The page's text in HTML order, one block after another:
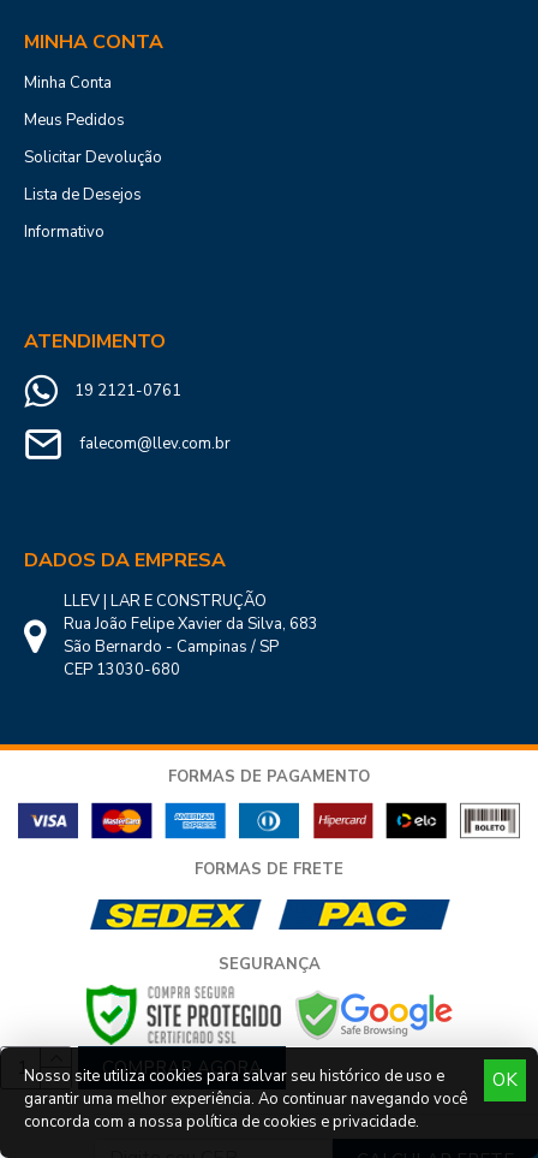
COMPRAR AGORA
MINHA CONTA
Minha Conta
Meus Pedidos
Solicitar Devolução
Lista de Desejos
Informativo
ATENDIMENTO
19 2121-0761
falecom@llev.com.br
DADOS DA EMPRESA
LLEV | LAR E CONSTRUÇÃO
Rua João Felipe Xavier da Silva, 683
São Bernardo - Campinas / SP
CEP 13030-680
FORMAS DE PAGAMENTO
FORMAS DE FRETE
SEGURANÇA
COPYRIGHT © LLEV LAR E CONSTRUÇÃO LTDA - TODOS OS DIREITOS
RESERVADOS - CNPJ 11.753.268/0001-10
OK
Nosso site utiliza cookies para salvar seu histórico de uso e
garantir uma melhor experiência. Ao continuar navegando você
concorda com a nossa política de cookies e privacidade.